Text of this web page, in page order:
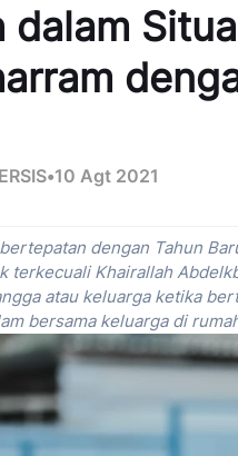
dalam
•10 Agt 2021
dengan Tahun
terkecuali Khairallah
atau keluarga ketika
bersama keluarga di